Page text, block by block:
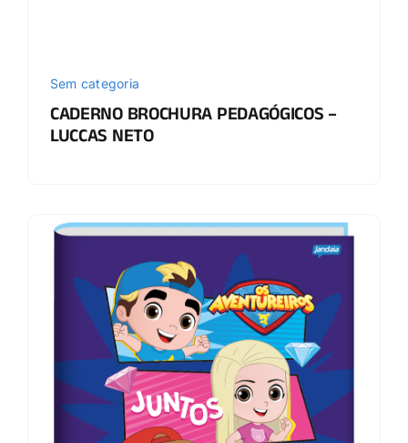
Sem categoria
CADERNO BROCHURA PEDAGÓGICOS –
LUCCAS NETO